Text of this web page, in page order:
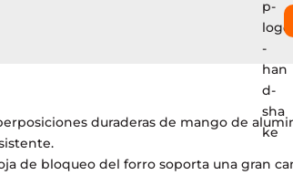
hoja
a/
duraderas de mango de
de bloqueo del forro soporta una gran